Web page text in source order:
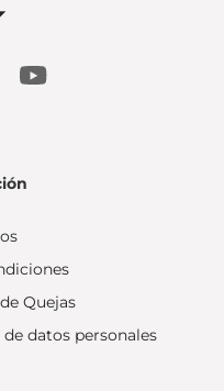
Quejas
datos personales